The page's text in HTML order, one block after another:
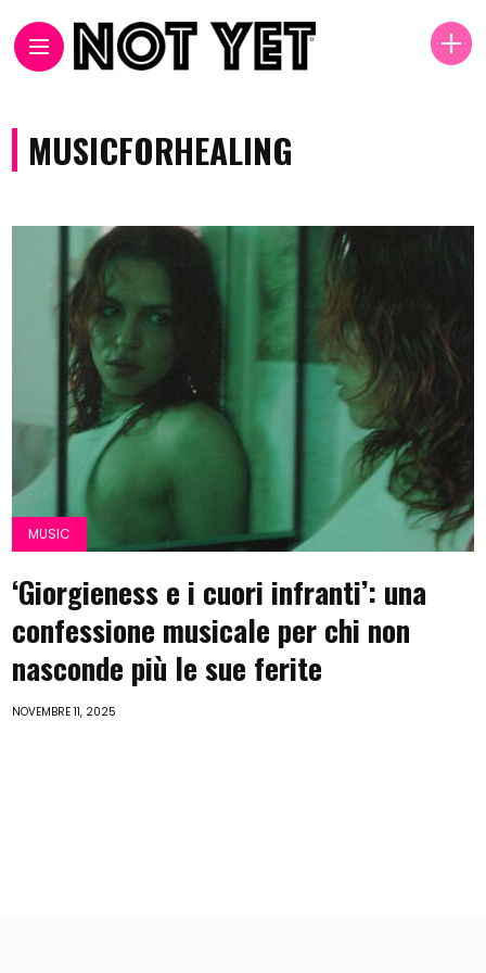
MUSICFORHEALING
MUSIC
‘Giorgieness e i cuori infranti’: una
confessione musicale per chi non
nasconde più le sue ferite
NOVEMBRE 11, 2025